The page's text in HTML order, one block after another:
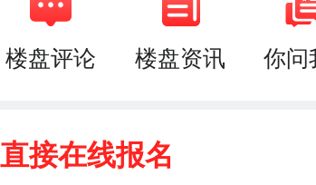
楼盘评论 楼盘资讯 你问
直接在线报名